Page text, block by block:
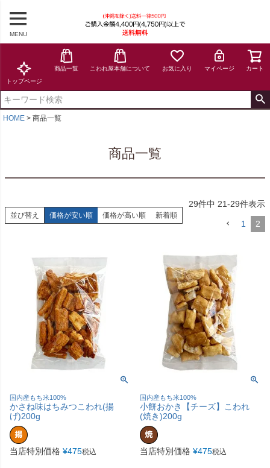
MENU
トップページ
商品一覧 こわれ屋本舗について お気に入り マイページ カート
HOME 商品一覧
商品一覧
並び替え 価格が安い順 価格が高い順 新着順
29件中 21-29件表示
1 2
国内産もち米100%
かさね味はちみつこわれ(揚
げ)200g
当店特別価格 ¥475税込
国内産もち米100%
小餅おかき【チーズ】こわれ
(焼き)200g
当店特別価格 ¥475税込